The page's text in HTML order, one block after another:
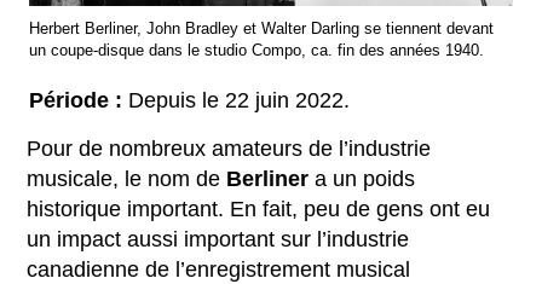
Herbert Berliner, John Bradley et Walter Darling se tiennent devant
un coupe-disque dans le studio Compo, ca. fin des années 1940.
Période : Depuis le 22 juin 2022.
Pour de nombreux amateurs de l’industrie
musicale, le nom de Berliner a un poids
historique important. En fait, peu de gens ont eu
un impact aussi important sur l’industrie
canadienne de l’enregistrement musical